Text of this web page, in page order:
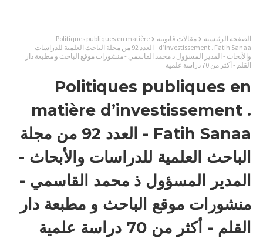
الصفحة الرئيسية مقالات قانونية
Politiques publiques en matière
d’investissement . Fatih Sanaa - العدد 92 من مجلة الباحث العلمية للدراسات
والأبحاث - المدير المسؤول ذ محمد القاسمي - منشورات موقع الباحث و مطبعة دار
القلم - أكثر من 70 دراسة علمية
Politiques publiques en
matière d’investissement .
Fatih Sanaa - العدد 92 من مجلة
الباحث العلمية للدراسات والأبحاث -
المدير المسؤول ذ محمد القاسمي -
منشورات موقع الباحث و مطبعة دار
القلم - أكثر من 70 دراسة علمية